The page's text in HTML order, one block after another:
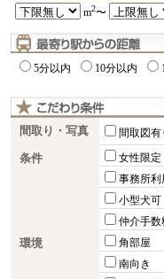
m2〜
5分以内 10分以内
間取り・写真 間取図有
条件 女性限定
事務所利
小型犬可
仲介手数
環境 角部屋
南向き